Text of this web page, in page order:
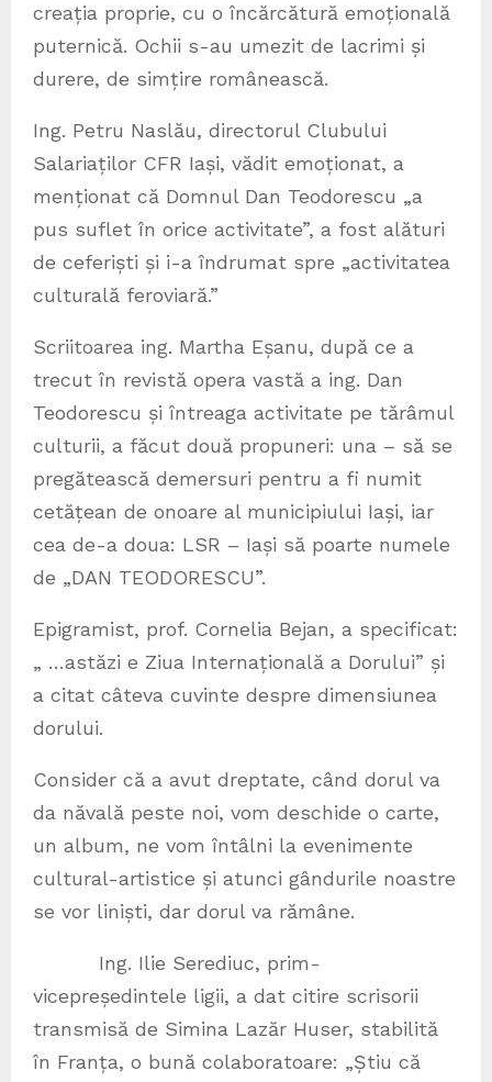
creația proprie, cu o încărcătură emoțională
puternică. Ochii s-au umezit de lacrimi și
durere, de simțire românească.
Ing. Petru Naslău, directorul Clubului
Salariaților CFR Iași, vădit emoționat, a
menționat că Domnul Dan Teodorescu „a
pus suflet în orice activitate”, a fost alături
de ceferiști și i-a îndrumat spre „activitatea
culturală feroviară.”
Scriitoarea ing. Martha Eșanu, după ce a
trecut în revistă opera vastă a ing. Dan
Teodorescu și întreaga activitate pe tărâmul
culturii, a făcut două propuneri: una – să se
pregătească demersuri pentru a fi numit
cetățean de onoare al municipiului Iași, iar
cea de-a doua: LSR – Iași să poarte numele
de „DAN TEODORESCU”.
Epigramist, prof. Cornelia Bejan, a specificat:
„ …astăzi e Ziua Internațională a Dorului” și
a citat câteva cuvinte despre dimensiunea
dorului.
Consider că a avut dreptate, când dorul va
da năvală peste noi, vom deschide o carte,
un album, ne vom întâlni la evenimente
cultural-artistice și atunci gândurile noastre
se vor liniști, dar dorul va rămâne.
Ing. Ilie Serediuc, prim-
vicepreședintele ligii, a dat citire scrisorii
transmisă de Simina Lazăr Huser, stabilită
în Franța, o bună colaboratoare: „Știu că